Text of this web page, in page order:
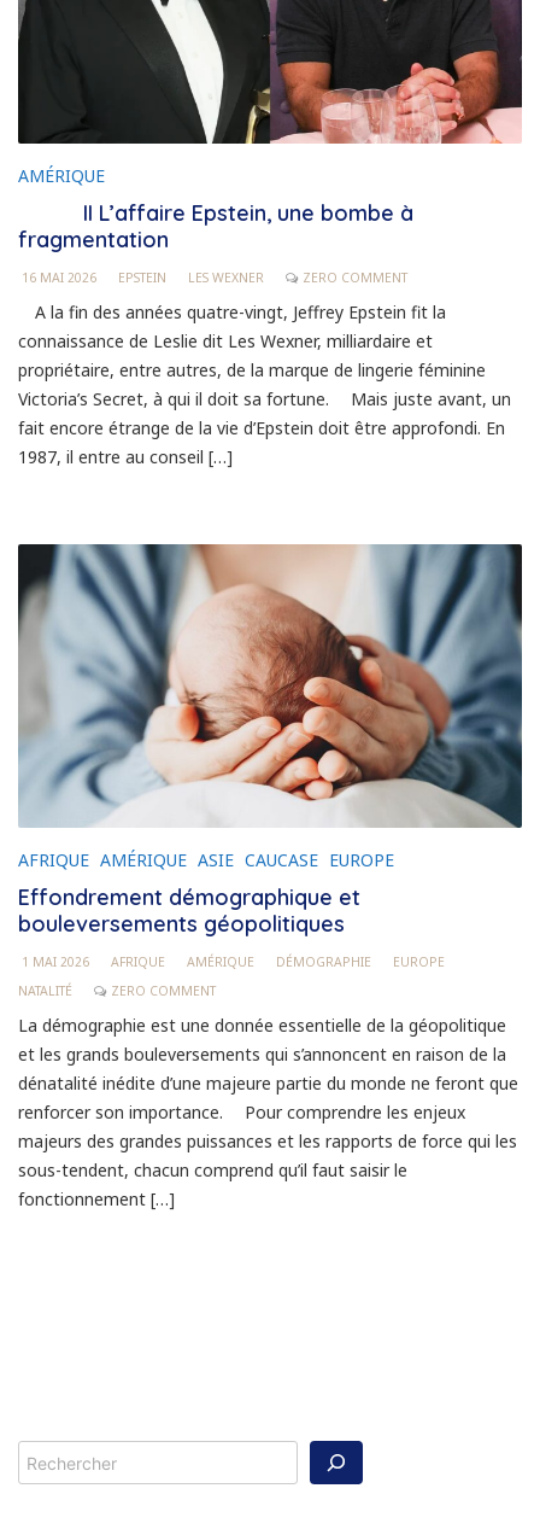
AMÉRIQUE
II L’affaire Epstein, une bombe à
fragmentation
16 MAI 2026 EPSTEIN LES WEXNER ZERO COMMENT
A la fin des années quatre-vingt, Jeffrey Epstein fit la
connaissance de Leslie dit Les Wexner, milliardaire et
propriétaire, entre autres, de la marque de lingerie féminine
Victoria’s Secret, à qui il doit sa fortune. Mais juste avant, un
fait encore étrange de la vie d’Epstein doit être approfondi. En
1987, il entre au conseil […]
AFRIQUE AMÉRIQUE ASIE CAUCASE EUROPE
Effondrement démographique et
bouleversements géopolitiques
1 MAI 2026 AFRIQUE AMÉRIQUE DÉMOGRAPHIE
EUROPE
NATALITÉ
ZERO COMMENT
La démographie est une donnée essentielle de la géopolitique
et les grands bouleversements qui s’annoncent en raison de la
dénatalité inédite d’une majeure partie du monde ne feront que
renforcer son importance. Pour comprendre les enjeux
majeurs des grandes puissances et les rapports de force qui les
sous-tendent, chacun comprend qu’il faut saisir le
fonctionnement […]
Rechercher